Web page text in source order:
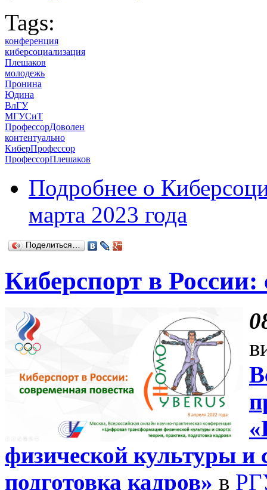
Tags:
конференция
киберсоциализация
Плешаков
молодежь
Пронина
Юдина
ВлГУ
МГУСиТ
ПрофессорДоволен
контентуально
КиберПрофессор
ПрофессорПлешаков
Подробнее о
марта 2023 года
Поделиться…
Киберспорт в России:
физической культуры и
подготовка кадров» в